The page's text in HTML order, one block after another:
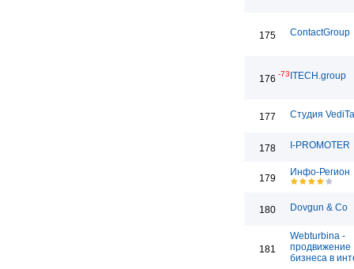
175 ContactGroup
176 -73 ITECH.group
177 Студия VediTa
178 I-PROMOTER
179
Инфо-Регион
180 Dovgun & Co
181
Webturbina -
продвижение
бизнеса в